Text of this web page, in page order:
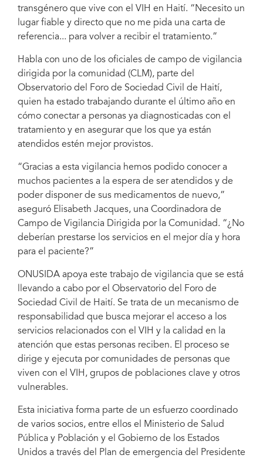
transgénero que vive con el VIH en Haití. “Necesito un
lugar fiable y directo que no me pida una carta de
referencia... para volver a recibir el tratamiento.”
Habla con uno de los oficiales de campo de vigilancia
dirigida por la comunidad (CLM), parte del
Observatorio del Foro de Sociedad Civil de Haití,
quien ha estado trabajando durante el último año en
cómo conectar a personas ya diagnosticadas con el
tratamiento y en asegurar que los que ya están
atendidos estén mejor provistos.
“Gracias a esta vigilancia hemos podido conocer a
muchos pacientes a la espera de ser atendidos y de
poder disponer de sus medicamentos de nuevo,”
aseguró Elisabeth Jacques, una Coordinadora de
Campo de Vigilancia Dirigida por la Comunidad. “¿No
deberían prestarse los servicios en el mejor día y hora
para el paciente?”
ONUSIDA apoya este trabajo de vigilancia que se está
llevando a cabo por el Observatorio del Foro de
Sociedad Civil de Haití. Se trata de un mecanismo de
responsabilidad que busca mejorar el acceso a los
servicios relacionados con el VIH y la calidad en la
atención que estas personas reciben. El proceso se
dirige y ejecuta por comunidades de personas que
viven con el VIH, grupos de poblaciones clave y otros
vulnerables.
Esta iniciativa forma parte de un esfuerzo coordinado
de varios socios, entre ellos el Ministerio de Salud
Pública y Población y el Gobierno de los Estados
Unidos a través del Plan de emergencia del Presidente